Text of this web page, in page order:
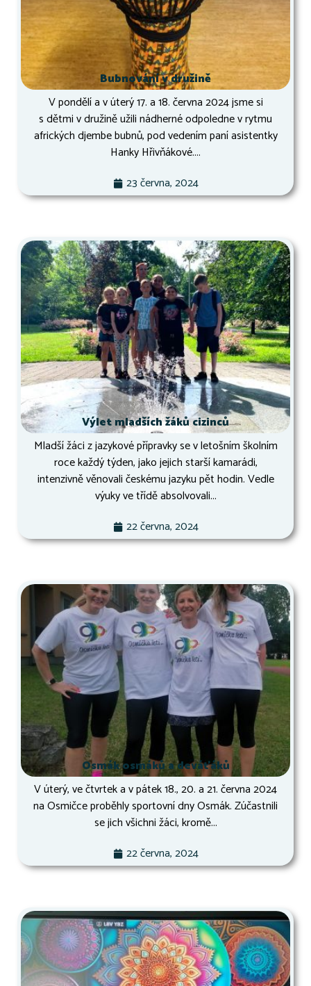
Bubnování v družině
V pondělí a v úterý 17. a 18. června 2024 jsme si
s dětmi v družině užili nádherné odpoledne v rytmu
afrických djembe bubnů, pod vedením paní asistentky
Hanky Hřivňákové....
23 června, 2024
Výlet mladších žáků cizinců
Mladší žáci z jazykové přípravky se v letošním školním
roce každý týden, jako jejich starší kamarádi,
intenzivně věnovali českému jazyku pět hodin. Vedle
výuky ve třídě absolvovali...
22 června, 2024
Osmák osmáků a deváťáků
V úterý, ve čtvrtek a v pátek 18., 20. a 21. června 2024
na Osmičce proběhly sportovní dny Osmák. Zúčastnili
se jich všichni žáci, kromě...
22 června, 2024